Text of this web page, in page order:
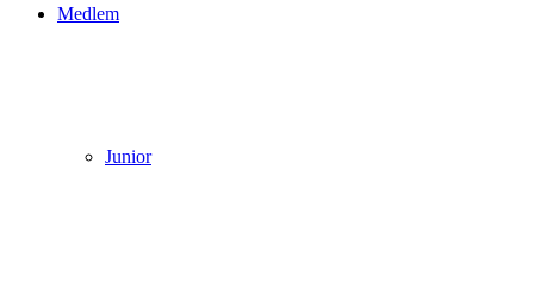
Medlem
Junior